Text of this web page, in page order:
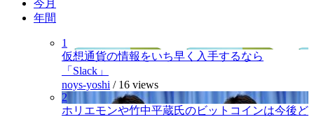
今月
年間
1
仮想通貨の情報をいち早く入手するなら
「Slack」
noys-yoshi / 16 views
2
ホリエモンや竹中平蔵氏のビットコインは今後ど